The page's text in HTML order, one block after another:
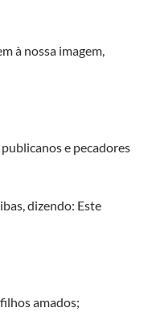
à nossa imagem,
e pecadores
dizendo: Este
amados;